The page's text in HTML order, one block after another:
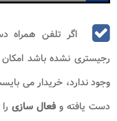
اگر تلفن همراه
رجیستری نشده باشد
وجود ندارد، خریدار می
دست یافته وفعال سازی